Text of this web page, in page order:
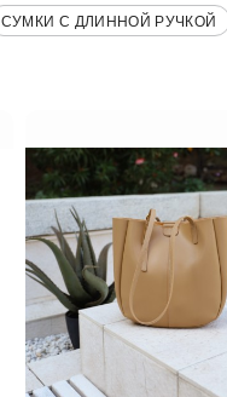
СУМКИ С ДЛИННОЙ РУЧКОЙ